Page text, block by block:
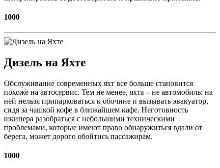
1000
Дизель на Яхте
Обслуживание современных яхт все больше становится
похоже на автосервис. Тем не менее, яхта – не автомобиль: на
ней нельзя припарковаться к обочине и вызывать эвакуатор,
сидя за чашкой кофе в ближайшем кафе. Неготовность
шкипера разобраться с небольшими техническими
проблемами, которые имеют право обнаружиться вдали от
берега, может дорого обойтись пассажирам.
1000